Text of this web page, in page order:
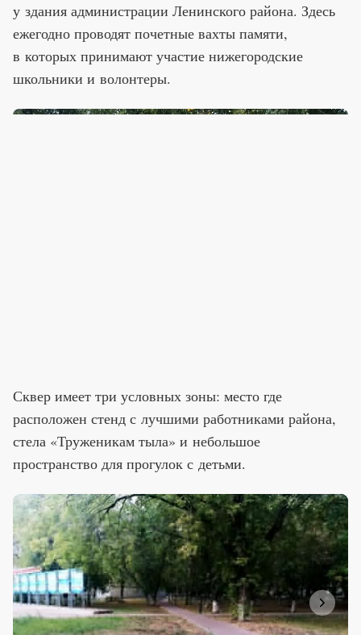
у здания администрации Ленинского района. Здесь
ежегодно проводят почетные вахты памяти,
в которых принимают участие нижегородские
школьники и волонтеры.
Сквер имеет три условных зоны: место где
расположен стенд с лучшими работниками района,
стела «Труженикам тыла» и небольшое
пространство для прогулок с детьми.